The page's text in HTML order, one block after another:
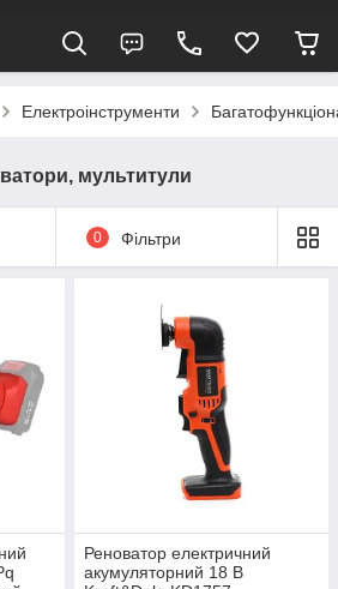
Електроінструменти
мультитули
0 Фільтри
Реноватор електричний
акумуляторний 18 В